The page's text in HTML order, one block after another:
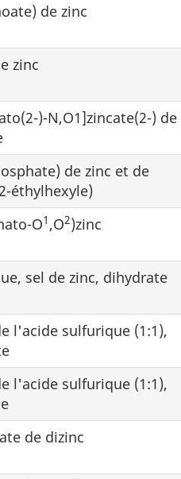
de zinc
zinc
)-N,O1]zincate(2-) de
de zinc et de
éthylhexyle)
O1 ,O2)zinc
sel de zinc, dihydrate
l'acide sulfurique (1:1),
l'acide sulfurique (1:1),
de dizinc